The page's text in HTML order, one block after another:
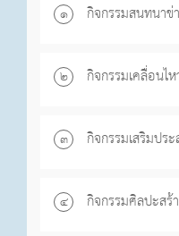
๑ กิจกรรมสนทนาข่
๒ กิจกรรมเคลื่อนไ
๓ กิจกรรมเสริมปร
๔ กิจกรรมศิลปะสร้